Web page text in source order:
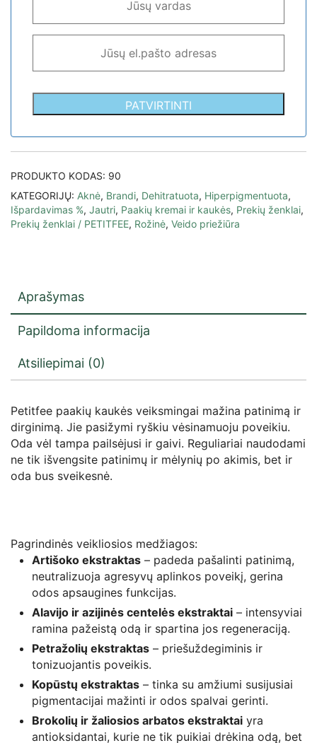
PATVIRTINTI
PRODUKTO KODAS: 90
KATEGORIJŲ: Aknė, Brandi, Dehitratuota, Hiperpigmentuota,
Išpardavimas %, Jautri, Paakių kremai ir kaukės, Prekių ženklai,
Prekių ženklai / PETITFEE, Rožinė, Veido priežiūra
Aprašymas
Papildoma informacija
Atsiliepimai (0)
Petitfee paakių kaukės veiksmingai mažina patinimą ir
dirginimą. Jie pasižymi ryškiu vėsinamuoju poveikiu.
Oda vėl tampa pailsėjusi ir gaivi. Reguliariai naudodami
ne tik išvengsite patinimų ir mėlynių po akimis, bet ir
oda bus sveikesnė.
Pagrindinės veikliosios medžiagos:
Artišoko ekstraktas – padeda pašalinti patinimą,
neutralizuoja agresyvų aplinkos poveikį, gerina
odos apsaugines funkcijas.
Alavijo ir azijinės centelės ekstraktai – intensyviai
ramina pažeistą odą ir spartina jos regeneraciją.
Petražolių ekstraktas – priešuždegiminis ir
tonizuojantis poveikis.
Kopūstų ekstraktas – tinka su amžiumi susijusiai
pigmentacijai mažinti ir odos spalvai gerinti.
Brokolių ir žaliosios arbatos ekstraktai yra
antioksidantai, kurie ne tik puikiai drėkina odą, bet